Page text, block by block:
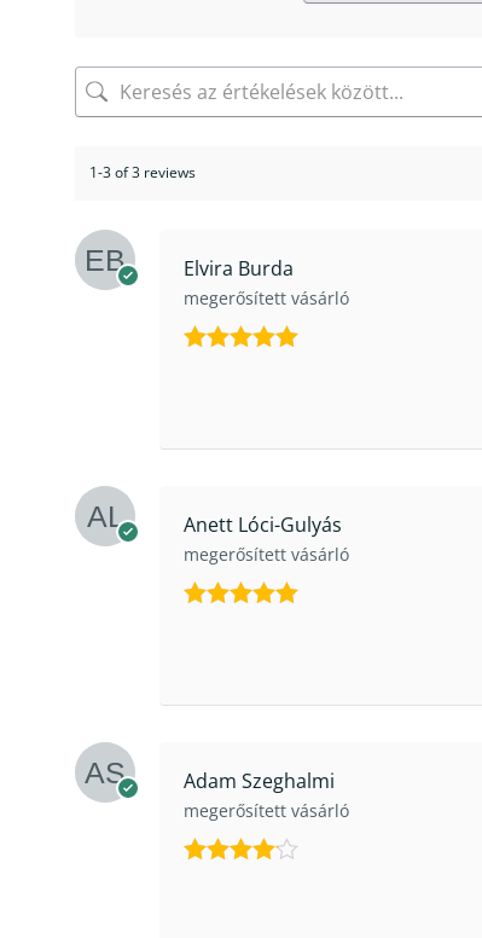
1-3 of 3 reviews
Elvira Burda
megerősített vásárló
Anett Lóci-Gulyás
megerősített vásárló
Adam Szeghalmi
megerősített vásárló